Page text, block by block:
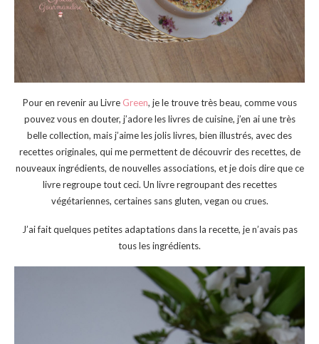
Pour en revenir au Livre Green, je le trouve très beau, comme vous
pouvez vous en douter, j’adore les livres de cuisine, j’en ai une très
belle collection, mais j’aime les jolis livres, bien illustrés, avec des
recettes originales, qui me permettent de découvrir des recettes, de
nouveaux ingrédients, de nouvelles associations, et je dois dire que ce
livre regroupe tout ceci. Un livre regroupant des recettes
végétariennes, certaines sans gluten, vegan ou crues.
J’ai fait quelques petites adaptations dans la recette, je n’avais pas
tous les ingrédients.